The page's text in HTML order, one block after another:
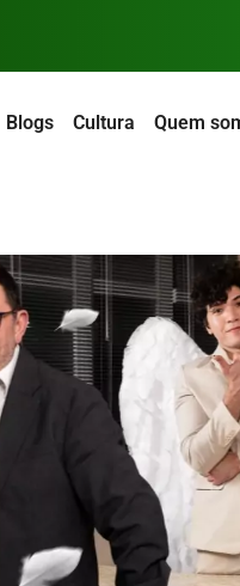
Blogs Cultura Quem